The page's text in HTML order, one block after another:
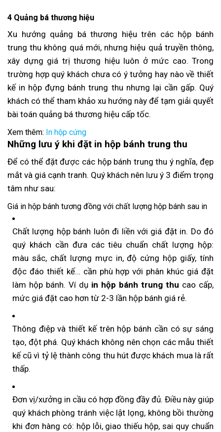
4 Quảng bá thương hiệu
Xu hướng quảng bá thương hiệu trên các hộp bánh
trung thu không quá mới, nhưng hiệu quả truyền thông,
xây dựng giá trị thương hiệu luôn ở mức cao. Trong
trường hợp quý khách chưa có ý tưởng hay nào về thiết
kế in hộp đựng bánh trung thu nhưng lại cần gấp. Quý
khách có thể tham khảo xu hướng này để tạm giải quyết
bài toán quảng bá thương hiệu cấp tốc.
Xem thêm: In hộp cứng
Những lưu ý khi đặt in hộp bánh trung thu
Để có thể đặt được các hộp bánh trung thu ý nghĩa, đẹp
mắt và giá cạnh tranh. Quý khách nên lưu ý 3 điểm trọng
tâm như sau:
Giá in hộp bánh tương đồng với chất lượng hộp bánh sau in
Chất lượng hộp bánh luôn đi liền với giá đặt in. Do đó
quý khách cần đưa các tiêu chuẩn chất lượng hộp:
màu sắc, chất lượng mực in, độ cứng hộp giấy, tính
độc đáo thiết kế… cần phù hợp với phân khúc giá đặt
làm hộp bánh. Ví dụ in hộp bánh trung thu cao cấp,
mức giá đặt cao hơn từ 2-3 lần hộp bánh giá rẻ.
Thông điệp và thiết kế trên hộp bánh cần có sự sáng
tạo, đột phá. Quý khách không nên chọn các mẫu thiết
kế cũ vì tỷ lệ thành công thu hút được khách mua là rất
thấp.
Đơn vị/xưởng in cầu có hợp đồng đầy đủ. Điều này giúp
quý khách phòng tránh việc lật lọng, không bồi thường
khi đơn hàng có: hộp lỗi, giao thiếu hộp, sai quy chuẩn